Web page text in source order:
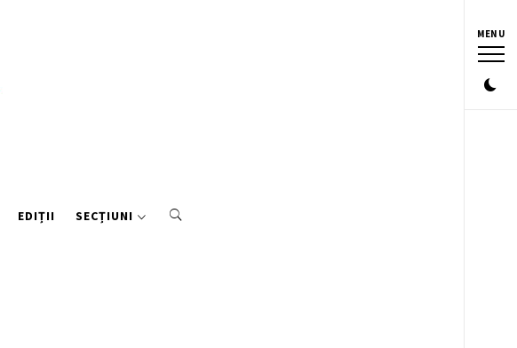
MENU
EDIȚII SECȚIUNI